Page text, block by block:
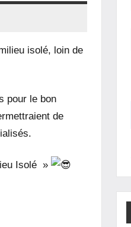
isolé, loin de
pour le bon
de
Isolé »